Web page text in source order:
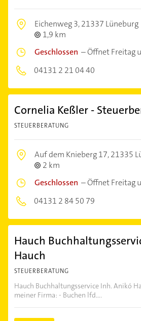
Eichenweg 3,21337 Lüneburg
1,9 km
Geschlossen –Öffnet Freitag
04131 2 21 04 40
Cornelia Keßler -
STEUERBERATUNG
Auf dem Knieberg 17,21335
2 km
Geschlossen –Öffnet Freitag
04131 2 84 50 79
Hauch
Hauch
STEUERBERATUNG
Hauch Buchhaltungsservice Inh. Anikó
meiner Firma: - Buchen lfd....